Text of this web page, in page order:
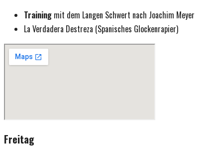
Training mit dem Langen Schwert nach Joachim Meyer
La Verdadera Destreza (Spanisches Glockenrapier)
Freitag